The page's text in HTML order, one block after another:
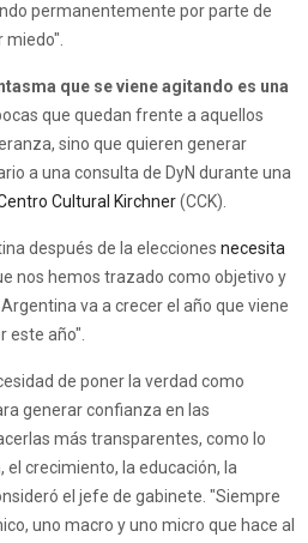
permanentemente por parte de
que se viene agitando es una
que quedan frente a aquellos
sino que quieren generar
a una consulta de DyN durante una
Cultural Kirchner(CCK).
después de la elecciones necesita
nos hemos trazado como objetivo y
va a crecer el año que viene
este año".
de poner la verdad como
generar confianza en las
más transparentes, como lo
el crecimiento, la educación, la
el jefe de gabinete. "Siempre
uno macro y uno micro que hace al